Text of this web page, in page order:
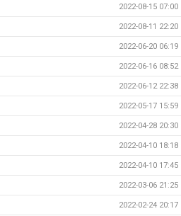
2022-08-15 07:00
2022-08-11 22:20
2022-06-20 06:19
2022-06-16 08:52
2022-06-12 22:38
2022-05-17 15:59
2022-04-28 20:30
2022-04-10 18:18
2022-04-10 17:45
2022-03-06 21:25
2022-02-24 20:17